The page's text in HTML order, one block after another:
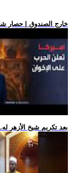
.. خارج الصندوق | حصار
.. بعد تكريم شيخ الأزهر